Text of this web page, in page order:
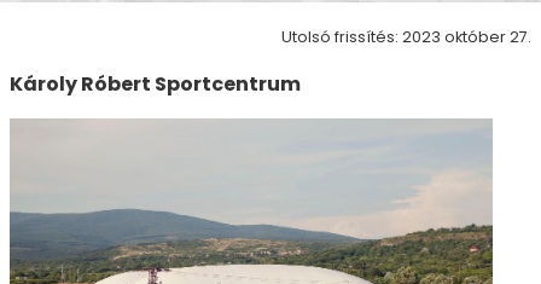
Utolsó frissítés: 2023 október 27.
Károly Róbert Sportcentrum